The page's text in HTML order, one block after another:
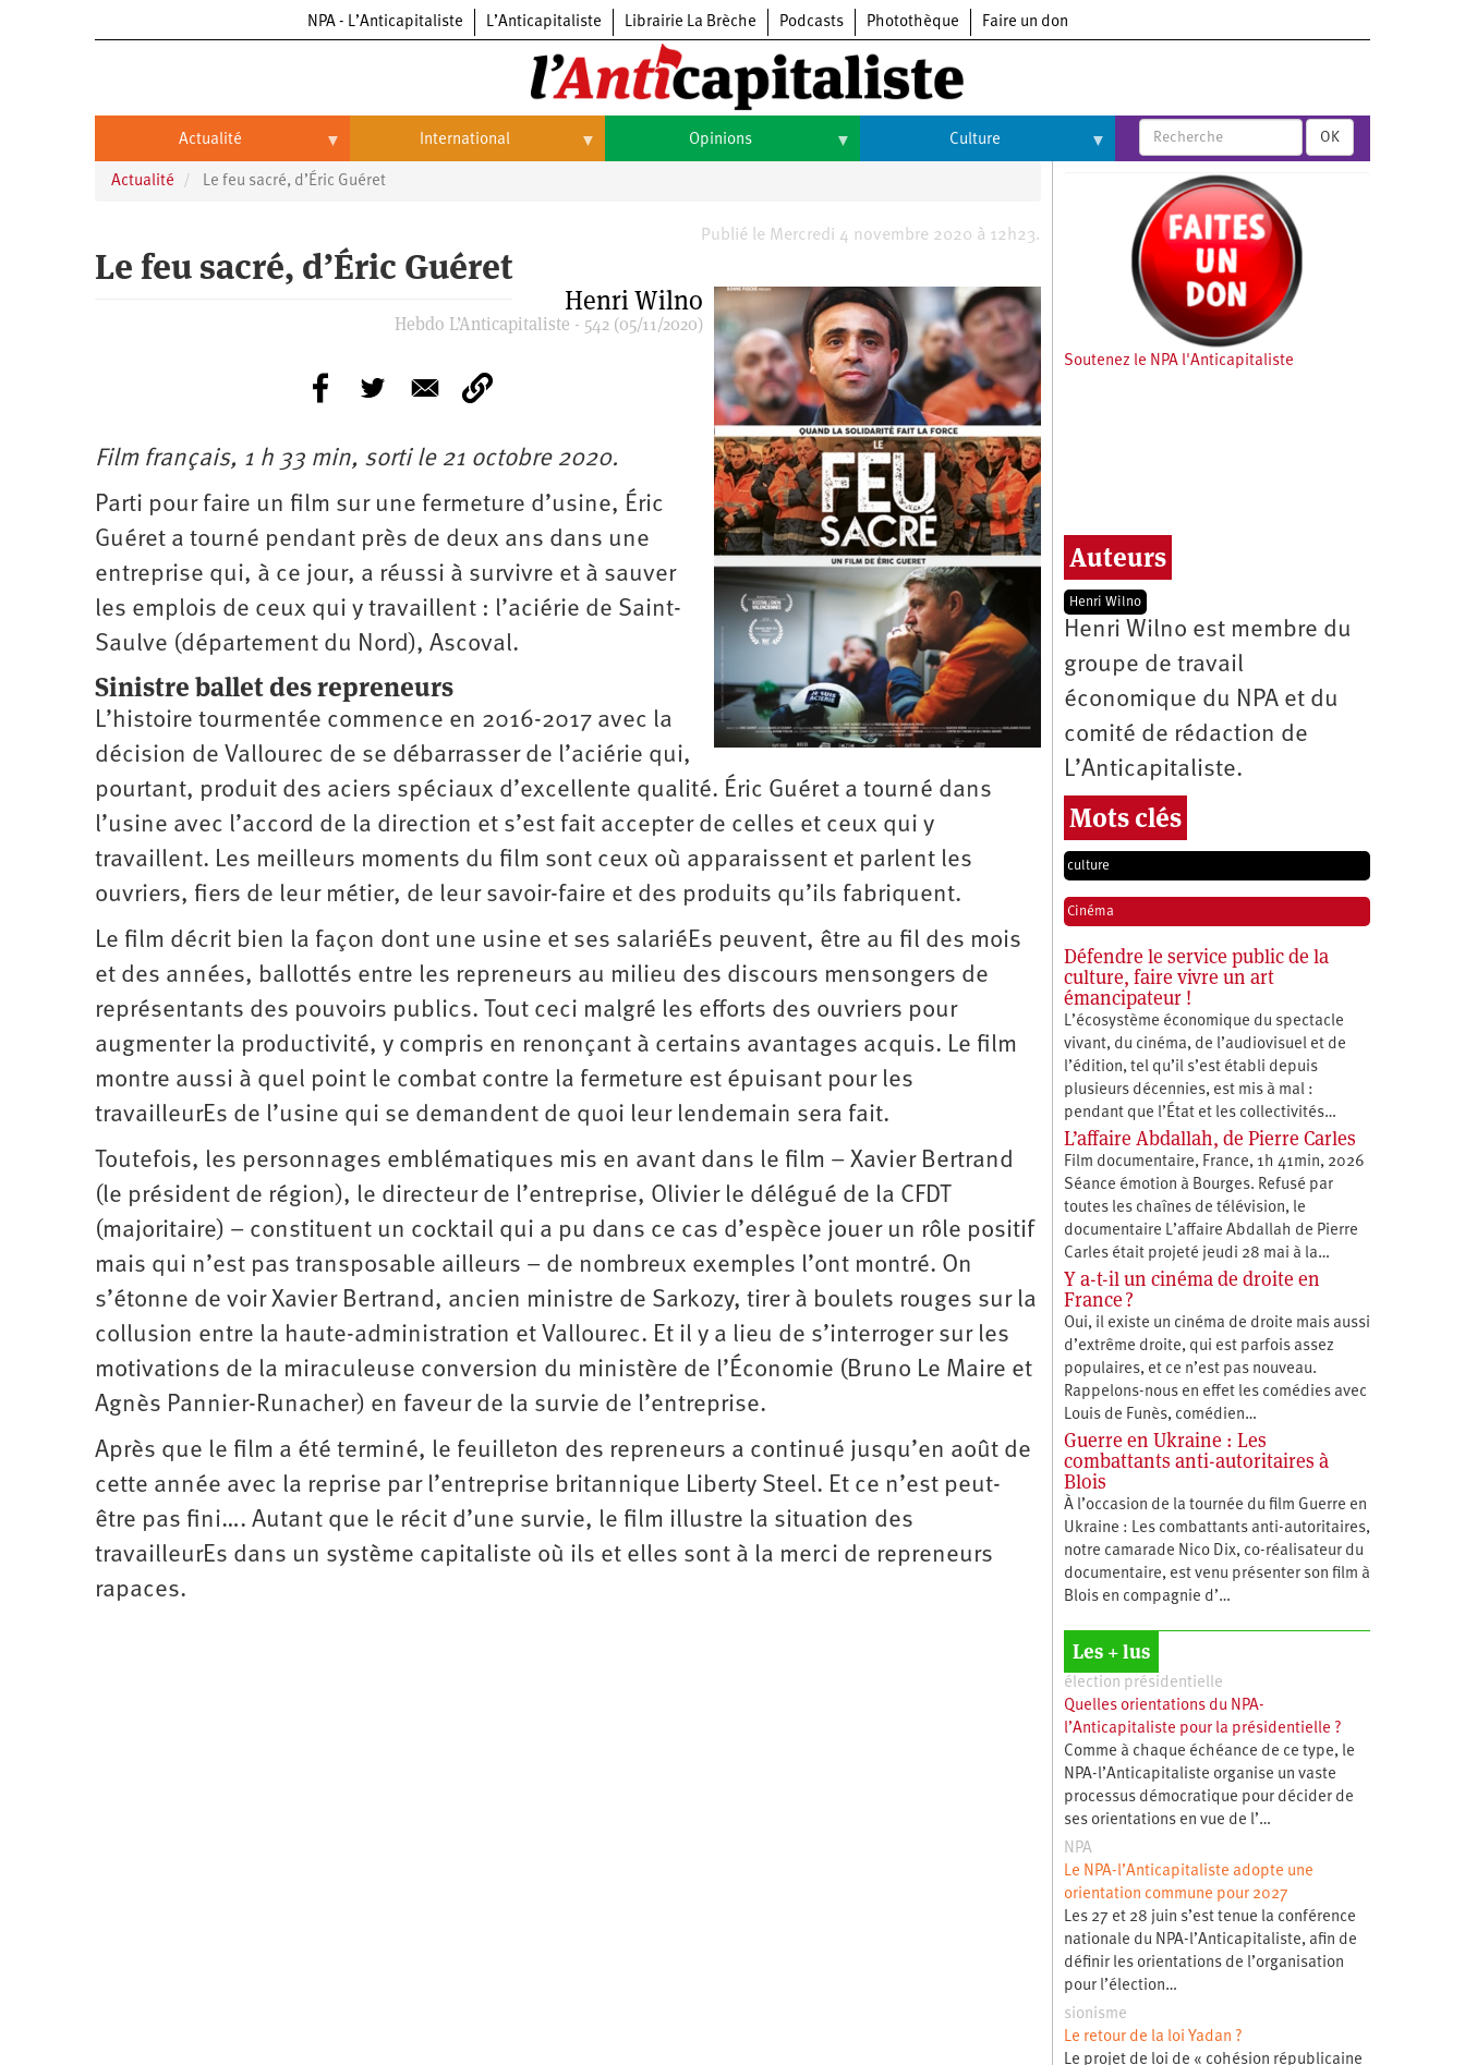
NPA - L’Anticapitaliste L’Anticapitaliste Librairie La Brèche Podcasts Photothèque Faire un don
Actualité
Actualité
Entreprises
Commerce
Hôpitaux
publics
Féminisme
LGBTI
Éducation
Santé
mon
département
International
International
Chine
États-
Afrique
Amérique
Nord
latine
Europe
Moyen-
Opinions Culture
Arts
Expositions
Livres
Musique
OK
Actualité Le feu sacré, d’Éric Guéret
Publié le Mercredi 4 novembre 2020 à 12h23.
Le feu sacré, d’Éric Guéret
Henri Wilno
Hebdo L’Anticapitaliste - 542 (05/11/2020)
Film français, 1 h 33 min, sorti le 21 octobre 2020.
Parti pour faire un film sur une fermeture d’usine, Éric
Guéret a tourné pendant près de deux ans dans une
entreprise qui, à ce jour, a réussi à survivre et à sauver
les emplois de ceux qui y travaillent : l’aciérie de Saint-
Saulve (département du Nord), Ascoval.
Sinistre ballet des repreneurs
L’histoire tourmentée commence en 2016-2017 avec la
décision de Vallourec de se débarrasser de l’aciérie qui,
pourtant, produit des aciers spéciaux d’excellente qualité. Éric Guéret a tourné dans
l’usine avec l’accord de la direction et s’est fait accepter de celles et ceux qui y
travaillent. Les meilleurs moments du film sont ceux où apparaissent et parlent les
ouvriers, fiers de leur métier, de leur savoir-faire et des produits qu’ils fabriquent.
Le film décrit bien la façon dont une usine et ses salariéEs peuvent, être au fil des mois
et des années, ballottés entre les repreneurs au milieu des discours mensongers de
représentants des pouvoirs publics. Tout ceci malgré les efforts des ouvriers pour
augmenter la productivité, y compris en renonçant à certains avantages acquis. Le film
montre aussi à quel point le combat contre la fermeture est épuisant pour les
travailleurEs de l’usine qui se demandent de quoi leur lendemain sera fait.
Toutefois, les personnages emblématiques mis en avant dans le film – Xavier Bertrand
(le président de région), le directeur de l’entreprise, Olivier le délégué de la CFDT
(majoritaire) – constituent un cocktail qui a pu dans ce cas d’espèce jouer un rôle positif
mais qui n’est pas transposable ailleurs – de nombreux exemples l’ont montré. On
s’étonne de voir Xavier Bertrand, ancien ministre de Sarkozy, tirer à boulets rouges sur la
collusion entre la haute-administration et Vallourec. Et il y a lieu de s’interroger sur les
motivations de la miraculeuse conversion du ministère de l’Économie (Bruno Le Maire et
Agnès Pannier-Runacher) en faveur de la survie de l’entreprise.
Après que le film a été terminé, le feuilleton des repreneurs a continué jusqu’en août de
cette année avec la reprise par l’entreprise britannique Liberty Steel. Et ce n’est peut-
être pas fini…. Autant que le récit d’une survie, le film illustre la situation des
travailleurEs dans un système capitaliste où ils et elles sont à la merci de repreneurs
rapaces.
Soutenez le NPA l'Anticapitaliste
Auteurs
Henri Wilno
Henri Wilno est membre du
groupe de travail
économique du NPA et du
comité de rédaction de
L’Anticapitaliste.
Mots clés
culture
Cinéma
Défendre le service public de la
culture, faire vivre un art
émancipateur !
L’écosystème économique du spectacle
vivant, du cinéma, de l’audiovisuel et de
l’édition, tel qu’il s’est établi depuis
plusieurs décennies, est mis à mal :
pendant que l’État et les collectivités…
L’affaire Abdallah, de Pierre Carles
Film documentaire, France, 1h 41min, 2026
Séance émotion à Bourges. Refusé par
toutes les chaînes de télévision, le
documentaire L’affaire Abdallah de Pierre
Carles était projeté jeudi 28 mai à la…
Y a-t-il un cinéma de droite en
France ?
Oui, il existe un cinéma de droite mais aussi
d’extrême droite, qui est parfois assez
populaires, et ce n’est pas nouveau.
Rappelons-nous en effet les comédies avec
Louis de Funès, comédien…
Guerre en Ukraine : Les
combattants anti-autoritaires à
Blois
À l’occasion de la tournée du film Guerre en
Ukraine : Les combattants anti-autoritaires,
notre camarade Nico Dix, co-réalisateur du
documentaire, est venu présenter son film à
Blois en compagnie d’…
Les + lus
élection présidentielle
Quelles orientations du NPA-
l’Anticapitaliste pour la présidentielle ?
Comme à chaque échéance de ce type, le
NPA-l’Anticapitaliste organise un vaste
processus démocratique pour décider de
ses orientations en vue de l’…
NPA
Le NPA-l’Anticapitaliste adopte une
orientation commune pour 2027
Les 27 et 28 juin s’est tenue la conférence
nationale du NPA-l’Anticapitaliste, afin de
définir les orientations de l’organisation
pour l’élection…
sionisme
Le retour de la loi Yadan ?
Le projet de loi de « cohésion républicaine